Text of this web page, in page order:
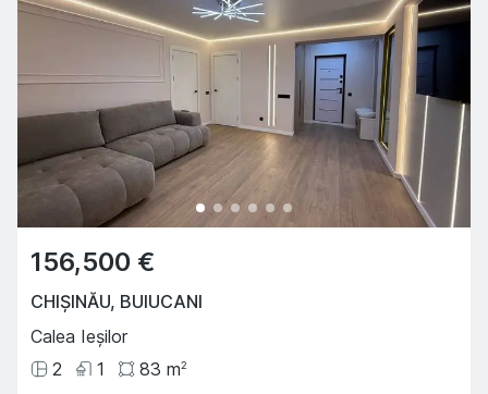
156,500 €
CHIȘINĂU, BUIUCANI
Calea Ieșilor
2
1 83 m2